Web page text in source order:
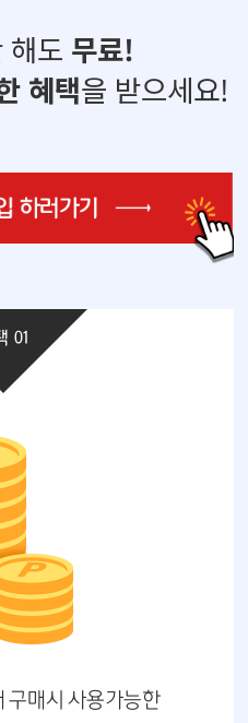
해도 무료!
혜택을 받으세요!
01
구매시 사용가능한